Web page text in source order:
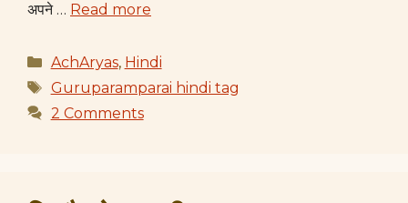
अपने … Read more
Categories
AchAryas, Hindi
Tags
Guruparamparai hindi tag
2 Comments